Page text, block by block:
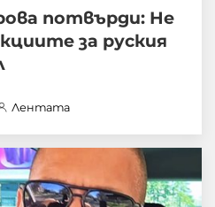
потвърди: Не
за руския
Лентата